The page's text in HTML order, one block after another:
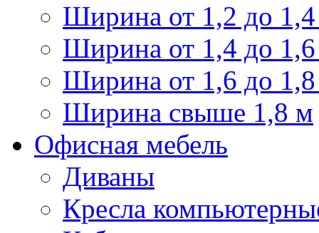
Ширина от 1,2 до
Ширина от 1,4 до
Ширина от 1,6 до
Ширина свыше 1,8 м
Офисная мебель
Диваны
Кресла